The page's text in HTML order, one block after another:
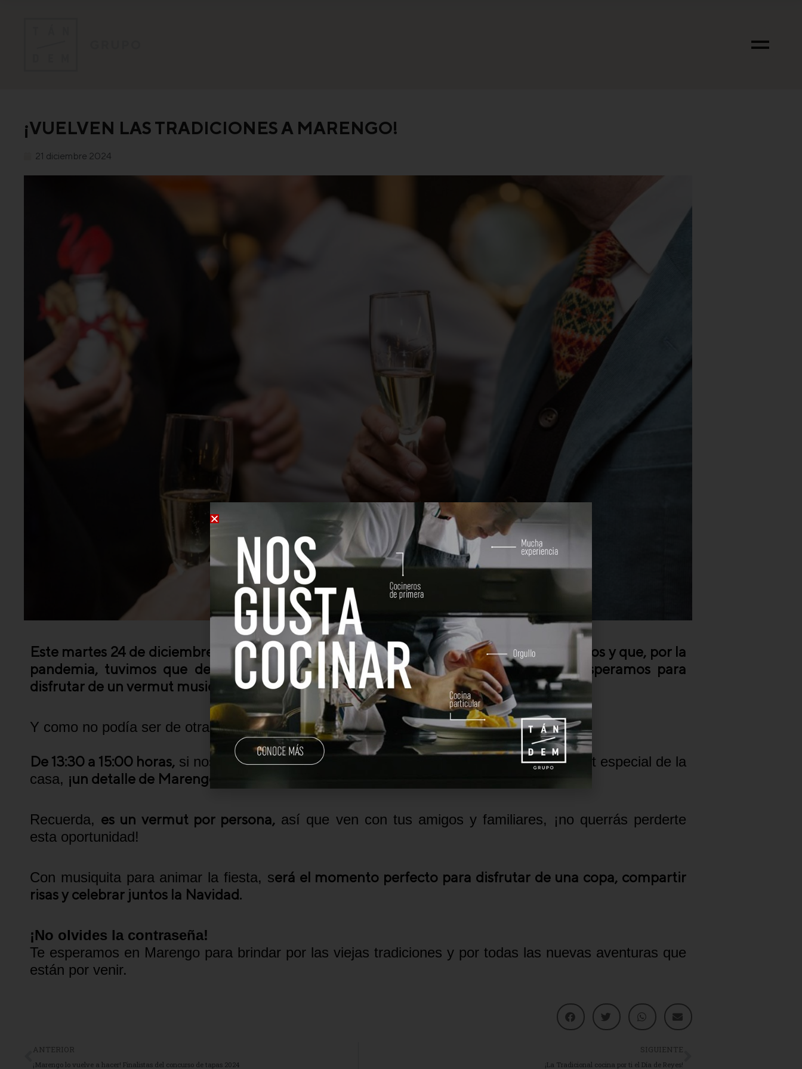
¡VUELVEN LAS TRADICIONES A MARENGO!
21 diciembre 2024
Este martes 24 de diciembre, Marengo recupera una tradición que comenzó hace 10 años y que, por la
pandemia, tuvimos que dejar de lado. Desde las 12:30 hasta las 17:00 horas, ¡te esperamos para
disfrutar de un vermut musical muy navideño!
Y como no podía ser de otra manera, ¡tenemos una sorpresa para celebrarlo!
De 13:30 a 15:00 horas, si nos dices la frase secreta “Ho-ho-Marengo”, recibirás un vermut especial de la
casa, ¡un detalle de Marengo y Grupo Tándem!
Recuerda, es un vermut por persona,así que ven con tus amigos y familiares, ¡no querrás perderte
esta oportunidad!
Con musiquita para animar la fiesta, será el momento perfecto para disfrutar de una copa, compartir
risas y celebrar juntos la Navidad.
¡No olvides la contraseña!
Te esperamos en Marengo para brindar por las viejas tradiciones y por todas las nuevas aventuras que
están por venir.
ANTERIOR
¡Marengo lo vuelve a hacer! Finalistas del concurso de tapas 2024
SIGUIENTE
¡La Tradicional cocina por ti el Día de Reyes!